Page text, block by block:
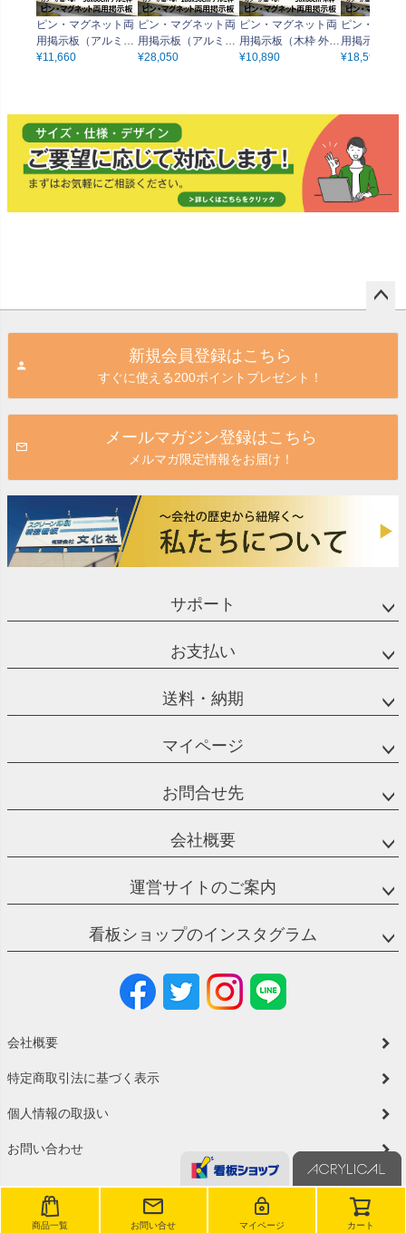
商品一覧 お問い合せ マイページ カート
ピン・マグネット両
用掲示板（アルミ枠
外寸：90.5cm×60.5
¥11,660
ピン・マグネット両
用掲示板（アルミ枠
外寸：180.5cm×90.
¥28,050
ピン・マグネット両
用掲示板（木枠 外
寸：90cm×60cm）
¥10,890
ピン・マグ
用掲示板（
寸：
¥18,590
新規会員登録はこちら
すぐに使える200ポイントプレゼント！
メールマガジン登録はこちら
メルマガ限定情報をお届け！
サポート
お支払い
送料・納期
マイページ
お問合せ先
会社概要
運営サイトのご案内
看板ショップのインスタグラム
会社概要
特定商取引法に基づく表示
個人情報の取扱い
お問い合わせ